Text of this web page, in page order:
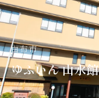
由布市
ゆふいん 山水館